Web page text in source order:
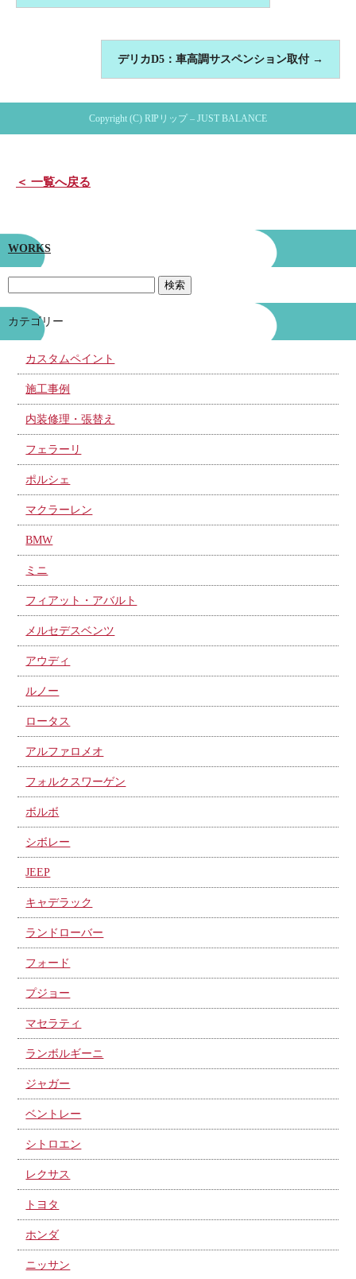
デリカD5：車高調サスペンション取付 →
Copyright (C) RIPリップ – JUST BALANCE
＜ 一覧へ戻る
WORKS
カテゴリー
カスタムペイント
施工事例
内装修理・張替え
フェラーリ
ポルシェ
マクラーレン
BMW
ミニ
フィアット・アバルト
メルセデスベンツ
アウディ
ルノー
ロータス
アルファロメオ
フォルクスワーゲン
ボルボ
シボレー
JEEP
キャデラック
ランドローバー
フォード
プジョー
マセラティ
ランボルギーニ
ジャガー
ベントレー
シトロエン
レクサス
トヨタ
ホンダ
ニッサン